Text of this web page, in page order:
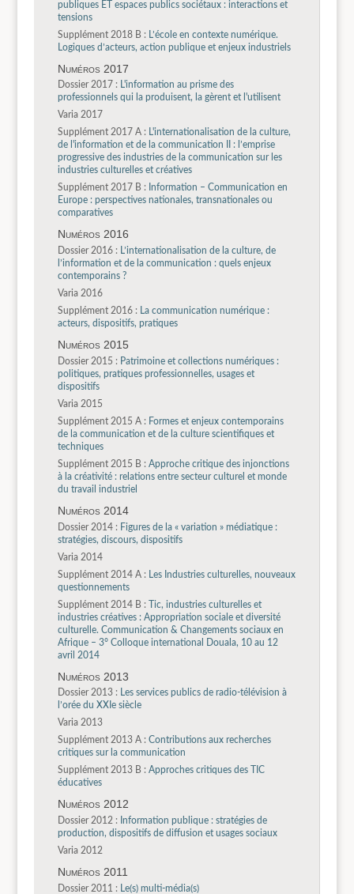
publiques ET espaces publics sociétaux : interactions et
tensions
Supplément 2018 B : L’école en contexte numérique.
Logiques d’acteurs, action publique et enjeux industriels
Numéros 2017
Dossier 2017 : L'information au prisme des
professionnels qui la produisent, la gèrent et l'utilisent
Varia 2017
Supplément 2017 A : L'internationalisation de la culture,
de l'information et de la communication II : l’emprise
progressive des industries de la communication sur les
industries culturelles et créatives
Supplément 2017 B : Information – Communication en
Europe : perspectives nationales, transnationales ou
comparatives
Numéros 2016
Dossier 2016 : L’internationalisation de la culture, de
l’information et de la communication : quels enjeux
contemporains ?
Varia 2016
Supplément 2016 : La communication numérique :
acteurs, dispositifs, pratiques
Numéros 2015
Dossier 2015 : Patrimoine et collections numériques :
politiques, pratiques professionnelles, usages et
dispositifs
Varia 2015
Supplément 2015 A : Formes et enjeux contemporains
de la communication et de la culture scientifiques et
techniques
Supplément 2015 B : Approche critique des injonctions
à la créativité : relations entre secteur culturel et monde
du travail industriel
Numéros 2014
Dossier 2014 : Figures de la « variation » médiatique :
stratégies, discours, dispositifs
Varia 2014
Supplément 2014 A : Les Industries culturelles, nouveaux
questionnements
Supplément 2014 B : Tic, industries culturelles et
industries créatives : Appropriation sociale et diversité
culturelle. Communication & Changements sociaux en
Afrique – 3° Colloque international Douala, 10 au 12
avril 2014
Numéros 2013
Dossier 2013 : Les services publics de radio-télévision à
l’orée du XXIe siècle
Varia 2013
Supplément 2013 A : Contributions aux recherches
critiques sur la communication
Supplément 2013 B : Approches critiques des TIC
éducatives
Numéros 2012
Dossier 2012 : Information publique : stratégies de
production, dispositifs de diffusion et usages sociaux
Varia 2012
Numéros 2011
Dossier 2011 : Le(s) multi-média(s)